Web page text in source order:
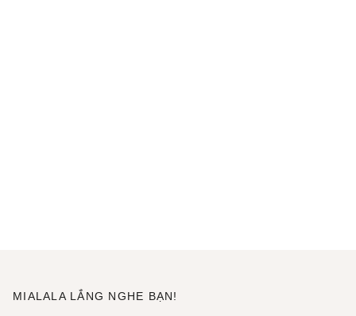
MIALALA LẮNG NGHE BẠN!